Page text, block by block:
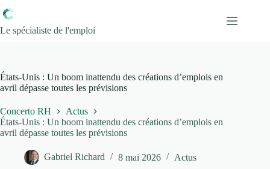
au
contenu
Le spécialiste de l'emploi
États-Unis : Un boom inattendu des créations d’emplois en
avril dépasse toutes les prévisions
Concerto RH
Actus
États-Unis : Un boom inattendu des créations d’emplois en
avril dépasse toutes les prévisions
Gabriel Richard 8 mai 2026 Actus